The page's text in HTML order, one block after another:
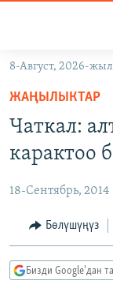
Навигацияга
өтүңүз
Издөөгө
салыңыз
ЭКОНОМИКА
МАДАНИЯТ
БОРБОР АЗИЯ
УКРАИНА
АТАЙЫН
ТВ
ЭКСПЕРТТЕР
ӨЗГӨЧӨ ПИКИР
8-Август, 2026-
ЖАҢЫЛЫКТАР
Чаткал:
карактоо
18-Сентябрь, 2014
Бөлүшүңүз
Бизди Google'дан